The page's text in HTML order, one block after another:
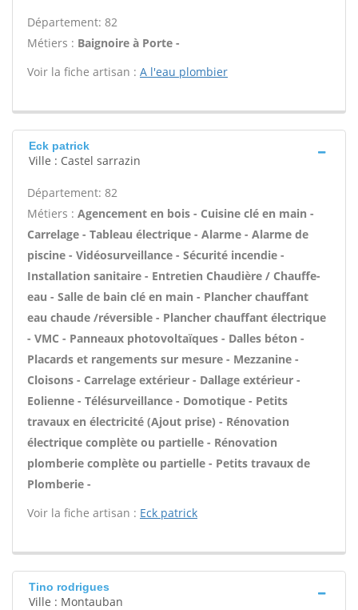
Département: 82
Métiers : Baignoire à Porte -
Voir la fiche artisan : A l'eau plombier
Eck patrick
Ville : Castel sarrazin
Département: 82
Métiers : Agencement en bois - Cuisine clé en main -
Carrelage - Tableau électrique - Alarme - Alarme de
piscine - Vidéosurveillance - Sécurité incendie -
Installation sanitaire - Entretien Chaudière / Chauffe-
eau - Salle de bain clé en main - Plancher chauffant
eau chaude /réversible - Plancher chauffant électrique
- VMC - Panneaux photovoltaïques - Dalles béton -
Placards et rangements sur mesure - Mezzanine -
Cloisons - Carrelage extérieur - Dallage extérieur -
Eolienne - Télésurveillance - Domotique - Petits
travaux en électricité (Ajout prise) - Rénovation
électrique complète ou partielle - Rénovation
plomberie complète ou partielle - Petits travaux de
Plomberie -
Voir la fiche artisan : Eck patrick
Tino rodrigues
Ville : Montauban